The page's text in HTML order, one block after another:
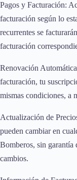
Pagos y Facturación:
facturación según lo
recurrentes se
facturación
Renovación
facturación, tu
mismas condiciones, a
Actualización de
pueden cambiar en
Bomberos, sin garantía
cambios.